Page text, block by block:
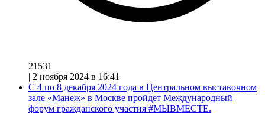
21531
| 2 ноября 2024 в 16:41
С 4 по 8 декабря 2024 года в Центральном выставочном
зале «Манеж» в Москве пройдет Международный
форум гражданского участия #МЫВМЕСТЕ.